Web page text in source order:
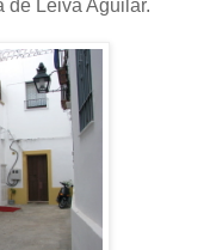
de Leiva Aguilar.